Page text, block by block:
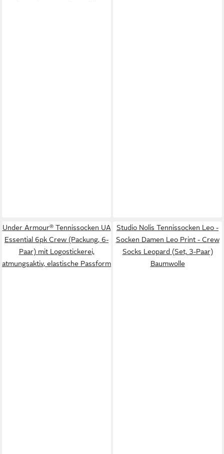
Under Armour® Tennissocken UA
Essential 6pk Crew (Packung, 6-
Paar) mit Logostickerei,
atmungsaktiv, elastische Passform
Studio Nolis Tennissocken Leo -
Socken Damen Leo Print - Crew
Socks Leopard (Set, 3-Paar)
Baumwolle